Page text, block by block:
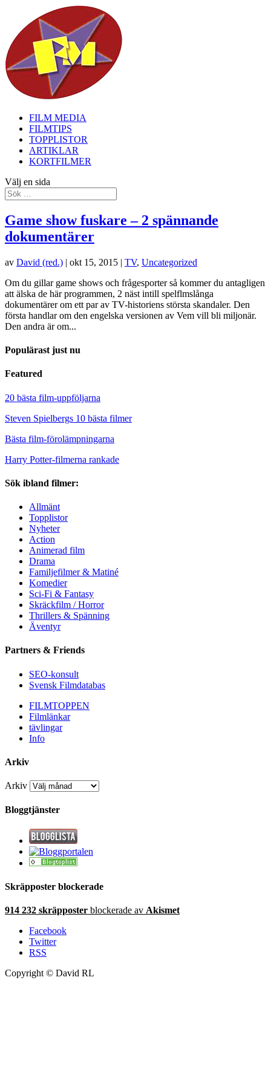
FILM MEDIA
FILMTIPS
TOPPLISTOR
ARTIKLAR
KORTFILMER
Välj en sida
Game show fuskare – 2 spännande
dokumentärer
av David (red.) | okt 15, 2015 | TV, Uncategorized
Om du gillar game shows och frågesporter så kommer du antagligen
att älska de här programmen, 2 näst intill spelflmslånga
dokumentärer om ett par av TV-historiens största skandaler. Den
första handlar om den engelska versionen av Vem vill bli miljonär.
Den andra är om...
Populärast just nu
Featured
20 bästa film-uppföljarna
Steven Spielbergs 10 bästa filmer
Bästa film-förolämpningarna
Harry Potter-filmerna rankade
Sök ibland filmer:
Allmänt
Topplistor
Nyheter
Action
Animerad film
Drama
Familjefilmer & Matiné
Komedier
Sci-Fi & Fantasy
Skräckfilm / Horror
Thrillers & Spänning
Äventyr
Partners & Friends
SEO-konsult
Svensk Filmdatabas
FILMTOPPEN
Filmlänkar
tävlingar
Info
Arkiv
Arkiv
Bloggtjänster
Skräpposter blockerade
914 232 skräpposter blockerade av Akismet
Facebook
Twitter
RSS
Copyright © David RL